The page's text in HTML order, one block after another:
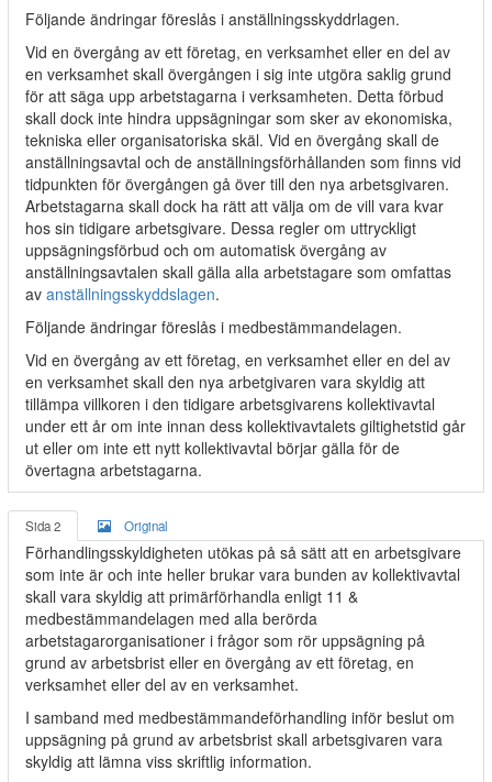
Följande ändringar föreslås i anställningsskyddrlagen.
Vid en övergång av ett företag, en verksamhet eller en del av
en verksamhet skall övergången i sig inte utgöra saklig grund
för att säga upp arbetstagarna i verksamheten. Detta förbud
skall dock inte hindra uppsägningar som sker av ekonomiska,
tekniska eller organisatoriska skäl. Vid en övergång skall de
anställningsavtal och de anställningsförhållanden som finns vid
tidpunkten för övergången gå över till den nya arbetsgivaren.
Arbetstagarna skall dock ha rätt att välja om de vill vara kvar
hos sin tidigare arbetsgivare. Dessa regler om uttryckligt
uppsägningsförbud och om automatisk övergång av
anställningsavtalen skall gälla alla arbetstagare som omfattas
av anställningsskyddslagen.
Följande ändringar föreslås i medbestämmandelagen.
Vid en övergång av ett företag, en verksamhet eller en del av
en verksamhet skall den nya arbetgivaren vara skyldig att
tillämpa villkoren i den tidigare arbetsgivarens kollektivavtal
under ett år om inte innan dess kollektivavtalets giltighetstid går
ut eller om inte ett nytt kollektivavtal börjar gälla för de
övertagna arbetstagarna.
Sida 2 Original
Förhandlingsskyldigheten utökas på så sätt att en arbetsgivare
som inte är och inte heller brukar vara bunden av kollektivavtal
skall vara skyldig att primärförhandla enligt 11 &
medbestämmandelagen med alla berörda
arbetstagarorganisationer i frågor som rör uppsägning på
grund av arbetsbrist eller en övergång av ett företag, en
verksamhet eller del av en verksamhet.
I samband med medbestämmandeförhandling inför beslut om
uppsägning på grund av arbetsbrist skall arbetsgivaren vara
skyldig att lämna viss skriftlig information.